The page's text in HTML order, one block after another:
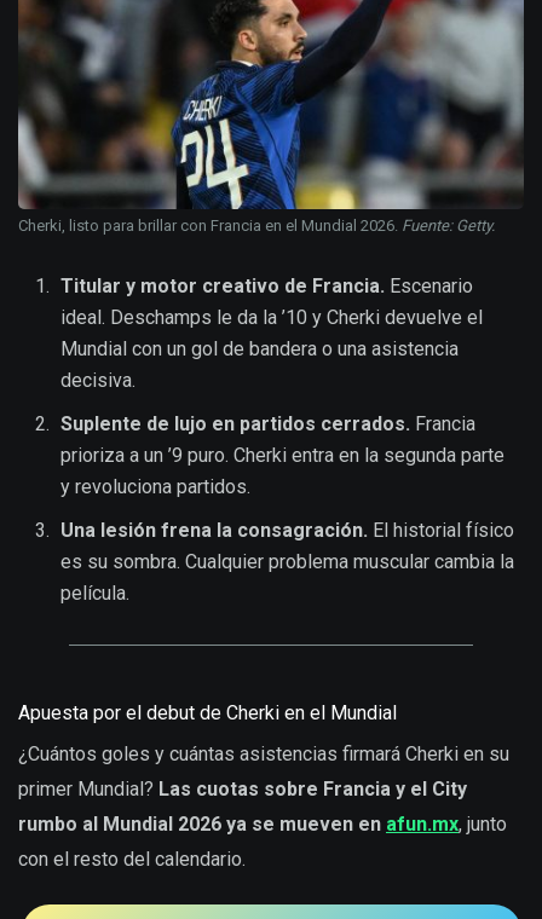
Cherki, listo para brillar con Francia en el Mundial 2026. Fuente: Getty.
Titular y motor creativo de Francia. Escenario
ideal. Deschamps le da la ’10 y Cherki devuelve el
Mundial con un gol de bandera o una asistencia
decisiva.
Suplente de lujo en partidos cerrados. Francia
prioriza a un ’9 puro. Cherki entra en la segunda parte
y revoluciona partidos.
Una lesión frena la consagración. El historial físico
es su sombra. Cualquier problema muscular cambia la
película.
Apuesta por el debut de Cherki en el Mundial
¿Cuántos goles y cuántas asistencias firmará Cherki en su
primer Mundial? Las cuotas sobre Francia y el City
rumbo al Mundial 2026 ya se mueven en afun.mx, junto
con el resto del calendario.